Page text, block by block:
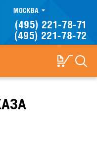
МОСКВА
(495) 221-78-71
(495) 221-78-72